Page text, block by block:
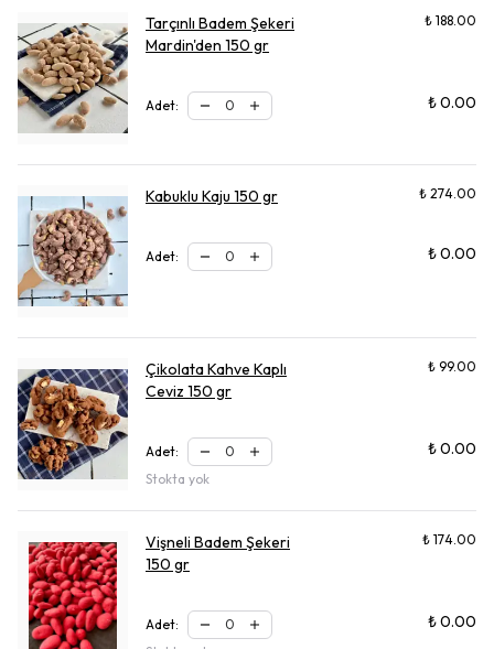
Tarçınlı Badem Şekeri
Mardin'den 150 gr
₺ 188.00
Adet: ₺ 0.00
Kabuklu Kaju 150 gr ₺ 274.00
Adet: ₺ 0.00
Çikolata Kahve Kaplı
Ceviz 150 gr
₺ 99.00
Adet: ₺ 0.00
Stokta yok
Vişneli Badem Şekeri
150 gr
₺ 174.00
Adet: ₺ 0.00